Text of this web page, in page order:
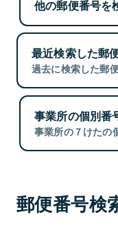
他の郵便番号を
最近検索した郵
過去に検索した郵
事業所の個別番
事業所の７けたの
郵便番号検